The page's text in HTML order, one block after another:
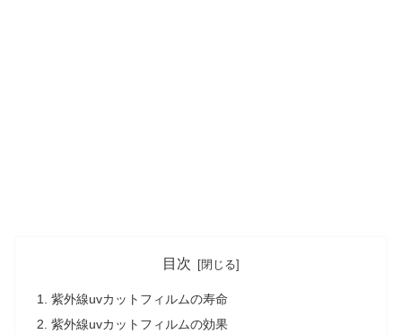
目次
紫外線uvカットフィルムの寿命
紫外線uvカットフィルムの効果